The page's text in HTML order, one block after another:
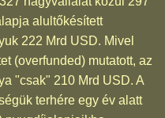
alultőkésített
222 Mrd USD. Mivel
(overfunded) mutatott, az
"csak" 210 Mrd USD. A
terhére egy év alatt